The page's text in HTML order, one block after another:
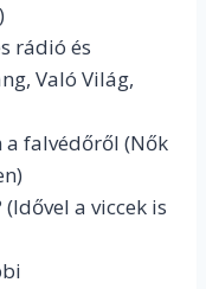
rádió és
Való Világ,
a falvédőről (Nők
a viccek is